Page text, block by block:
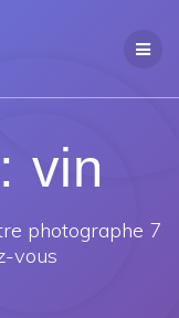
vin
photographe 7
vous